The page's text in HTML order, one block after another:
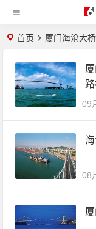
首页 厦门海沧大桥
09
08